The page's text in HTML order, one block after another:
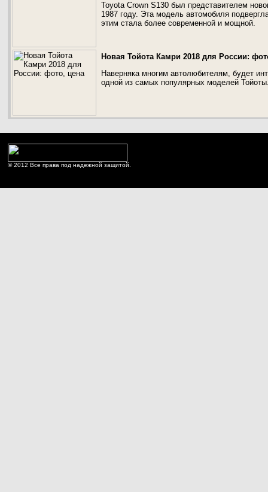
Toyota Crown S130 был представителем
1987 году. Эта модель автомобиля
этим стала более современной и мощной.
Новая Тойота Камри 2018 для России:
Наверняка многим автолюбителям, будет
одной из самых популярных моделей
© 2012 Все права под надежной защитой.